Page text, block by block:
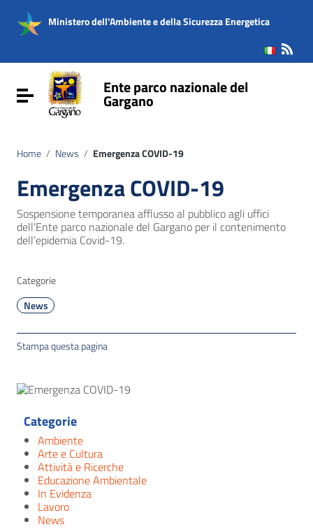
Vai al menu di navigazione
Vai al footer
Ministero dell'Ambiente e della Sicurezza Energetica
Attiva / disattiva la navigazioneEnte parco nazionale del
Gargano
Home / News / Emergenza COVID-19
Emergenza COVID-19
Sospensione temporanea afflusso al pubblico agli uffici
dell’Ente parco nazionale del Gargano per il contenimento
dell’epidemia Covid-19.
Categorie
News
Stampa questa pagina
Categorie
Ambiente
Arte e Cultura
Attività e Ricerche
Educazione Ambientale
In Evidenza
Lavoro
News